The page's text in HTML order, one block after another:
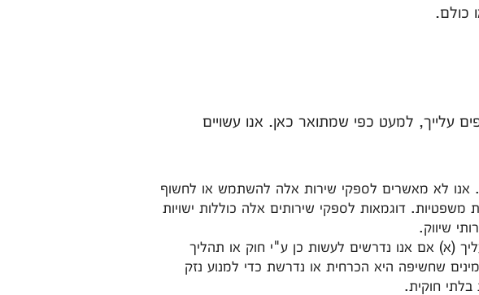
כולם.
עלייך, למעט כפי שמתואר כאן. אנו עשויים
אנו לא מאשרים לספקי שירות אלה להשתמש או לחשוף
דוגמאות לספקי שירותים אלה כוללות ישויות
שיווק.
(א) אם אנו נדרשים לעשות כן ע"י חוק או תהליך
שחשיפה היא הכרחית או נדרשת כדי למנוע נזק
חוקית.